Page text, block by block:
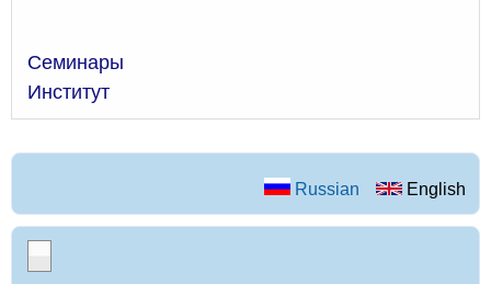
Семинары
Институт
Russian English